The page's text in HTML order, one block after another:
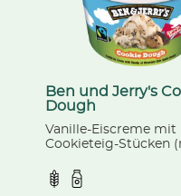
Ben und Jerry's
Dough
Vanille-Eiscreme mit
Cookieteig-Stücken
leckeren
Ben und Jerry's, 100